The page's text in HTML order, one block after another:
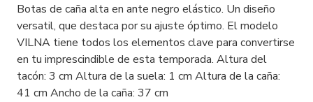
Botas de caña alta en ante negro elástico. Un diseño
versatil, que destaca por su ajuste óptimo. El modelo
VILNA tiene todos los elementos clave para convertirse
en tu imprescindible de esta temporada. Altura del
tacón: 3 cm Altura de la suela: 1 cm Altura de la caña:
41 cm Ancho de la caña: 37 cm